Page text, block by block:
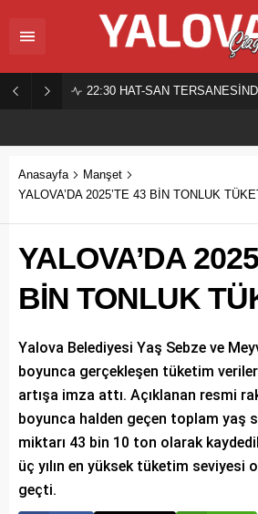
22:30 HAT-SAN
Anasayfa
Manşet
YALOVA’DA 2025’TE 43 BİN TONLUK
YALOVA’DA
BİN TONLUK
Yalova Belediyesi Yaş Sebze ve
boyunca gerçekleşen tüketim
artışa imza attı. Açıklanan resmi
boyunca halden geçen toplam yaş
miktarı 43 bin 10 ton olarak
üç yılın en yüksek tüketim seviyesi
geçti.